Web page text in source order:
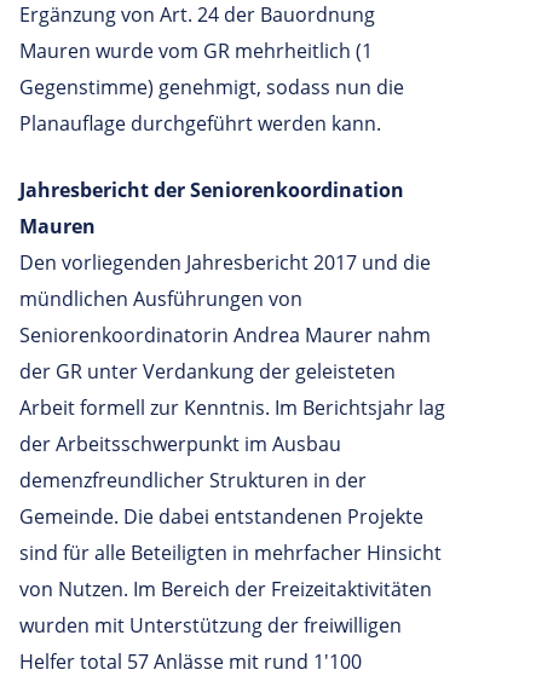
Ergänzung von Art. 24 der Bauordnung
Mauren wurde vom GR mehrheitlich (1
Gegenstimme) genehmigt, sodass nun die
Planauflage durchgeführt werden kann.
Jahresbericht der Seniorenkoordination
Mauren
Den vorliegenden Jahresbericht 2017 und die
mündlichen Ausführungen von
Seniorenkoordinatorin Andrea Maurer nahm
der GR unter Verdankung der geleisteten
Arbeit formell zur Kenntnis. Im Berichtsjahr lag
der Arbeitsschwerpunkt im Ausbau
demenzfreundlicher Strukturen in der
Gemeinde. Die dabei entstandenen Projekte
sind für alle Beteiligten in mehrfacher Hinsicht
von Nutzen. Im Bereich der Freizeitaktivitäten
wurden mit Unterstützung der freiwilligen
Helfer total 57 Anlässe mit rund 1'100